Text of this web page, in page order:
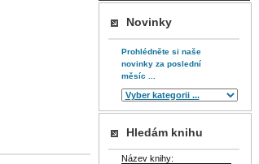
Novinky
Prohlédněte si naše
novinky za poslední
měsíc ...
Hledám knihu
Název knihy: